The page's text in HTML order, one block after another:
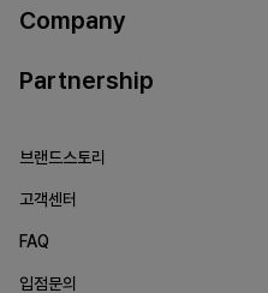
Company
Partnership
브랜드스토리
고객센터
FAQ
입점문의